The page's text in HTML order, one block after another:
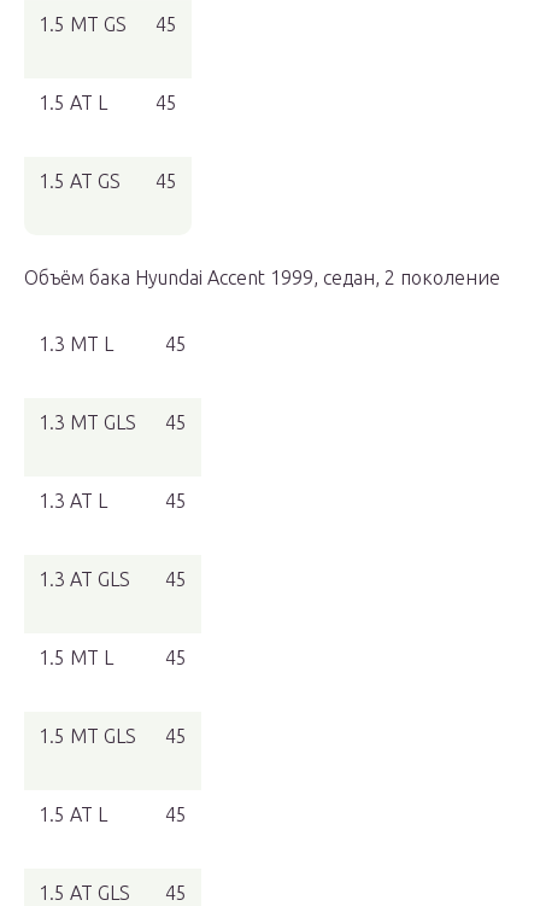
1.5 MT GS 45
1.5 AT L 45
1.5 AT GS 45
Объём бака Hyundai Accent 1999, седан, 2 поколение
1.3 MT L 45
1.3 MT GLS 45
1.3 AT L 45
1.3 AT GLS 45
1.5 MT L 45
1.5 MT GLS 45
1.5 AT L 45
1.5 AT GLS 45